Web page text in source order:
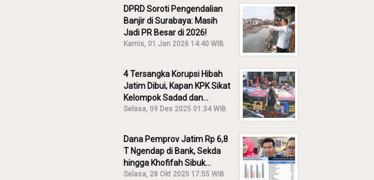
DPRD Soroti Pengendalian
Banjir di Surabaya: Masih
Jadi PR Besar di 2026!
Kamis, 01 Jan 2026 14:40 WIB
4 Tersangka Korupsi Hibah
Jatim Dibui, Kapan KPK Sikat
Kelompok Sadad dan
Iskandar?
Selasa, 09 Des 2025 01:34 WIB
Dana Pemprov Jatim Rp 6,8
T Ngendap di Bank, Sekda
hingga Khofifah Sibuk
Membantah!
Selasa, 28 Okt 2025 17:55 WIB